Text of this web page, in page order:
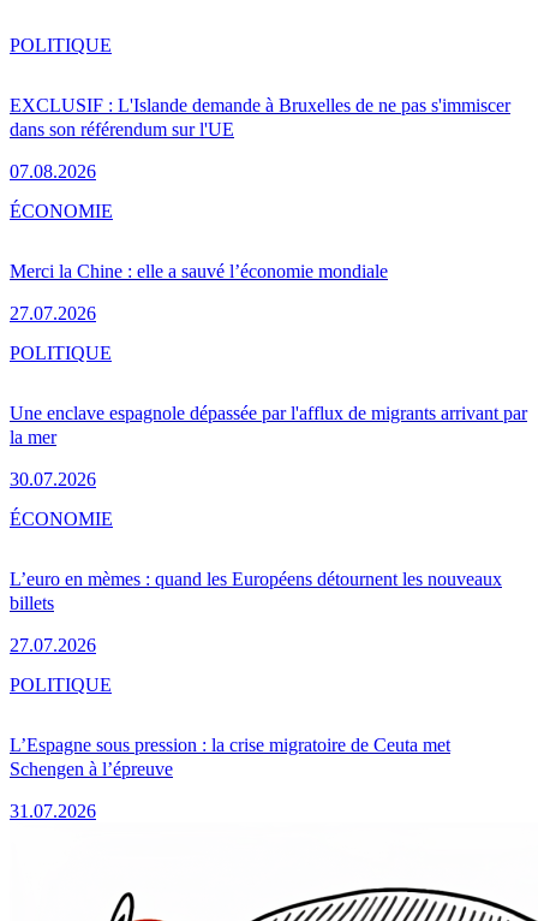
EXCLUSIF : L'Islande demande à Bruxelles de ne pas s'immiscer
dans son référendum sur l'UE
07.08.2026
POLITIQUE
Merci la Chine : elle a sauvé l’économie mondiale
27.07.2026
ÉCONOMIE
Une enclave espagnole dépassée par l'afflux de migrants arrivant par
la mer
30.07.2026
POLITIQUE
L’euro en mèmes : quand les Européens détournent les nouveaux
billets
27.07.2026
ÉCONOMIE
L’Espagne sous pression : la crise migratoire de Ceuta met
Schengen à l’épreuve
31.07.2026
POLITIQUE